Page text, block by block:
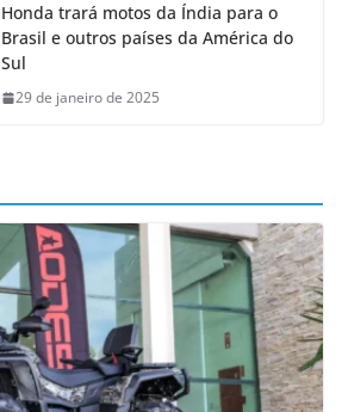
Honda trará motos da Índia para o
Brasil e outros países da América do
Sul
29 de janeiro de 2025